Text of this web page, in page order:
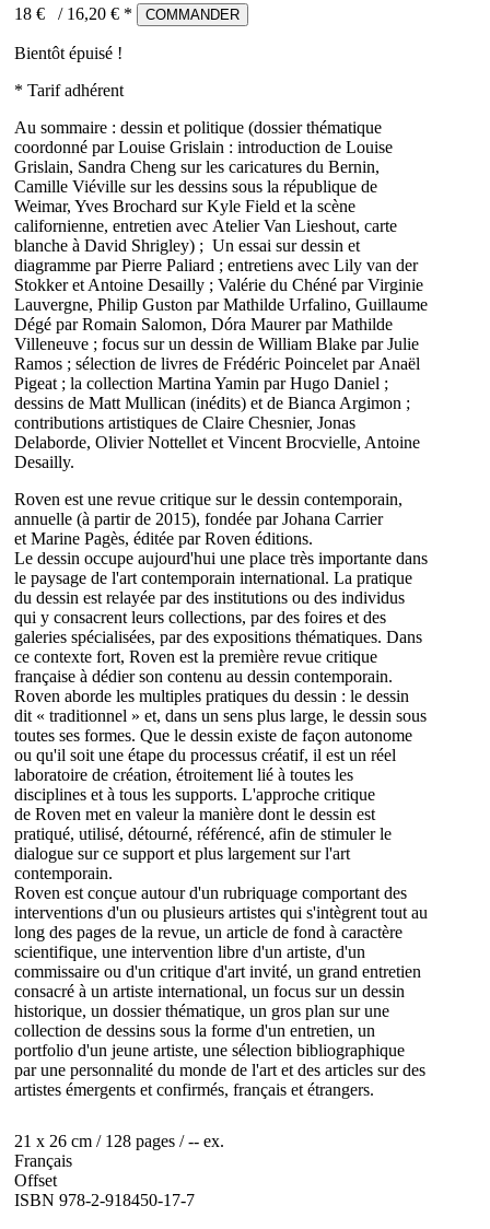
18 € / 16,20 € * COMMANDER
Bientôt épuisé !
* Tarif adhérent
Au sommaire : dessin et politique (dossier thématique
coordonné par Louise Grislain : introduction de Louise
Grislain, Sandra Cheng sur les caricatures du Bernin,
Camille Viéville sur les dessins sous la république de
Weimar, Yves Brochard sur Kyle Field et la scène
californienne, entretien avec Atelier Van Lieshout, carte
blanche à David Shrigley) ; Un essai sur dessin et
diagramme par Pierre Paliard ; entretiens avec Lily van der
Stokker et Antoine Desailly ; Valérie du Chéné par Virginie
Lauvergne, Philip Guston par Mathilde Urfalino, Guillaume
Dégé par Romain Salomon, Dóra Maurer par Mathilde
Villeneuve ; focus sur un dessin de William Blake par Julie
Ramos ; sélection de livres de Frédéric Poincelet par Anaël
Pigeat ; la collection Martina Yamin par Hugo Daniel ;
dessins de Matt Mullican (inédits) et de Bianca Argimon ;
contributions artistiques de Claire Chesnier, Jonas
Delaborde, Olivier Nottellet et Vincent Brocvielle, Antoine
Desailly.
Roven est une revue critique sur le dessin contemporain,
annuelle (à partir de 2015), fondée par Johana Carrier
et Marine Pagès, éditée par Roven éditions.
Le dessin occupe aujourd'hui une place très importante dans
le paysage de l'art contemporain international. La pratique
du dessin est relayée par des institutions ou des individus
qui y consacrent leurs collections, par des foires et des
galeries spécialisées, par des expositions thématiques. Dans
ce contexte fort, Roven est la première revue critique
française à dédier son contenu au dessin contemporain.
Roven aborde les multiples pratiques du dessin : le dessin
dit « traditionnel » et, dans un sens plus large, le dessin sous
toutes ses formes. Que le dessin existe de façon autonome
ou qu'il soit une étape du processus créatif, il est un réel
laboratoire de création, étroitement lié à toutes les
disciplines et à tous les supports. L'approche critique
de Roven met en valeur la manière dont le dessin est
pratiqué, utilisé, détourné, référencé, afin de stimuler le
dialogue sur ce support et plus largement sur l'art
contemporain.
Roven est conçue autour d'un rubriquage comportant des
interventions d'un ou plusieurs artistes qui s'intègrent tout au
long des pages de la revue, un article de fond à caractère
scientifique, une intervention libre d'un artiste, d'un
commissaire ou d'un critique d'art invité, un grand entretien
consacré à un artiste international, un focus sur un dessin
historique, un dossier thématique, un gros plan sur une
collection de dessins sous la forme d'un entretien, un
portfolio d'un jeune artiste, une sélection bibliographique
par une personnalité du monde de l'art et des articles sur des
artistes émergents et confirmés, français et étrangers.
21 x 26 cm / 128 pages / -- ex.
Français
Offset
ISBN 978-2-918450-17-7